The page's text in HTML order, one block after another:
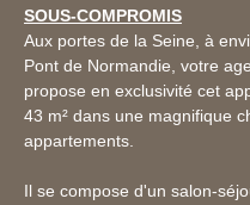
SOUS-COMPROMIS
Aux portes de la Seine, à
Pont de Normandie, votre
propose en exclusivité cet
43 m² dans une magnifique
appartements.
Il se compose d'un salon-